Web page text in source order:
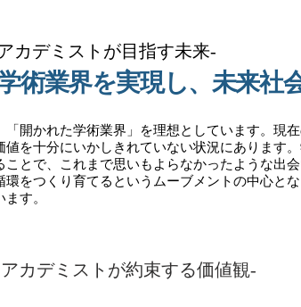
カデミストが目指す未来-
術業界を実現し、未来社
「開かれた学術業界」を理想としています。現
値を十分にいかしきれていない状況にあります
ことで、これまで思いもよらなかったような
環をつくり育てるというムーブメントの中心と
す。
カデミストが約束する価値観-